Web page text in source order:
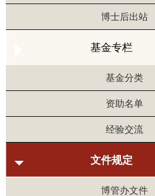
博士后出站
基金专栏
基金分类
资助名单
经验交流
文件规定
博管办文件